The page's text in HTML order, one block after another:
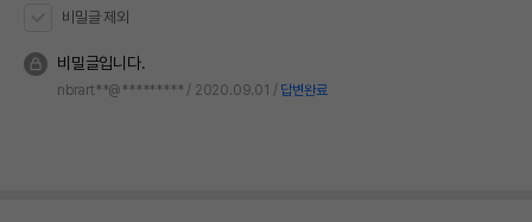
비밀글 제외
비밀글입니다.
nbrart**@********* 2020.09.01 답변완료